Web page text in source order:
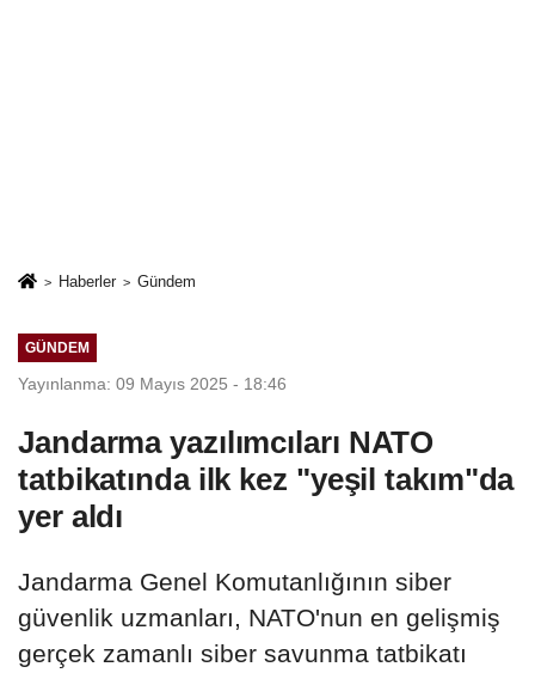
Haberler Gündem
GÜNDEM
Yayınlanma: 09 Mayıs 2025 - 18:46
Jandarma yazılımcıları NATO
tatbikatında ilk kez "yeşil takım"da
yer aldı
Jandarma Genel Komutanlığının siber
güvenlik uzmanları, NATO'nun en gelişmiş
gerçek zamanlı siber savunma tatbikatı